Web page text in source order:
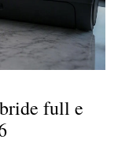
full e